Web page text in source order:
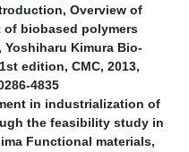
Overview of
of biobased polymers
Yoshiharu Kimura Bio-
edition, CMC, 2013,
4835
in industrialization of
the feasibility study in
Functional materials,